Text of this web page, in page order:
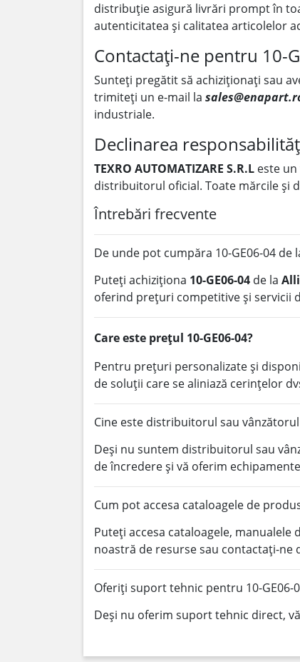
distribuție asigură livrări prompt în
autenticitatea și calitatea articolelor
Contactați-ne pentru 10-
Sunteți pregătit să achiziționați sau
trimiteți un e-mail la
industriale.
Declinarea
TEXRO AUTOMATIZARE S.R.L este
distribuitorul oficial. Toate mărcile și
Întrebări frecvente
De unde pot cumpăra 10-GE06-04
Puteți achiziționa 10-GE06-04 de la
oferind prețuri competitive și servicii
Care este prețul 10-GE06-04?
Pentru prețuri personalizate și
de soluții care se aliniază cerințelor
Cine este distribuitorul sau
Deși nu suntem distribuitorul sau
de încredere și vă oferim
Cum pot accesa cataloagele de
Puteți accesa cataloagele,
noastră de resurse sau contactați-
Oferiți suport tehnic pentru 10-GE06-
Deși nu oferim suport tehnic direct,